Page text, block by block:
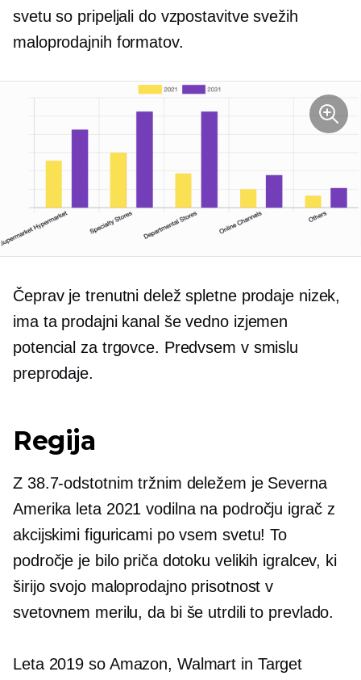
svetu so pripeljali do vzpostavitve svežih
maloprodajnih formatov.
Čeprav je trenutni delež spletne prodaje nizek,
ima ta prodajni kanal še vedno izjemen
potencial za trgovce. Predvsem v smislu
preprodaje.
Regija
Z 38.7-odstotnim tržnim deležem je Severna
Amerika leta 2021 vodilna na področju igrač z
akcijskimi figuricami po vsem svetu! To
področje je bilo priča dotoku velikih igralcev, ki
širijo svojo maloprodajno prisotnost v
svetovnem merilu, da bi še utrdili to prevlado.
Leta 2019 so Amazon, Walmart in Target